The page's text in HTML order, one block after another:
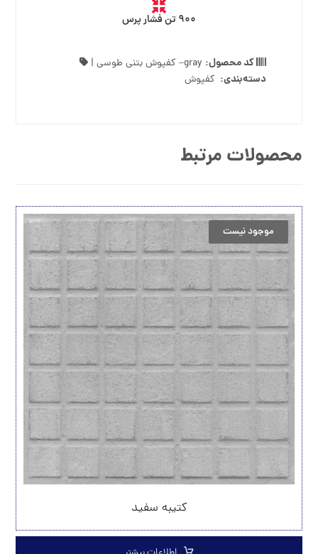
۹۰۰ تن فشار پرس
کد محصول: – کفپوش بتنی طوسی |
دسته‌بندی: کفپوش
محصولات مرتبط
کتیبه سفید
موجود نیست